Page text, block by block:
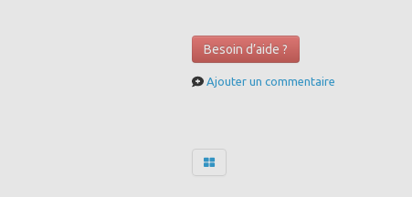
Besoin d’aide ?
Ajouter un commentaire